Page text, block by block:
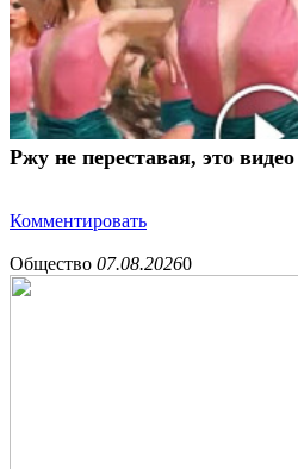
Ржу не переставая, это
Комментировать
Общество 07.08.20260